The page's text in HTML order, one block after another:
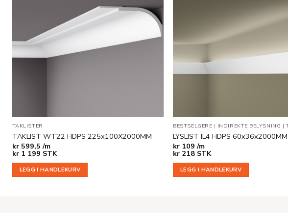
i
ønskeliste
TAKLISTER
TAKLIST WT22 HDPS 225x100X2000MM
kr599,5 /m
kr1 199 STK
LEGG I HANDLEKURV
BESTSELGERE | INDIREKTE BELYSNING |
LYSLIST IL4 HDPS 60x36x2000MM
kr 109 /m
kr 218 STK
LEGG I HANDLEKURV